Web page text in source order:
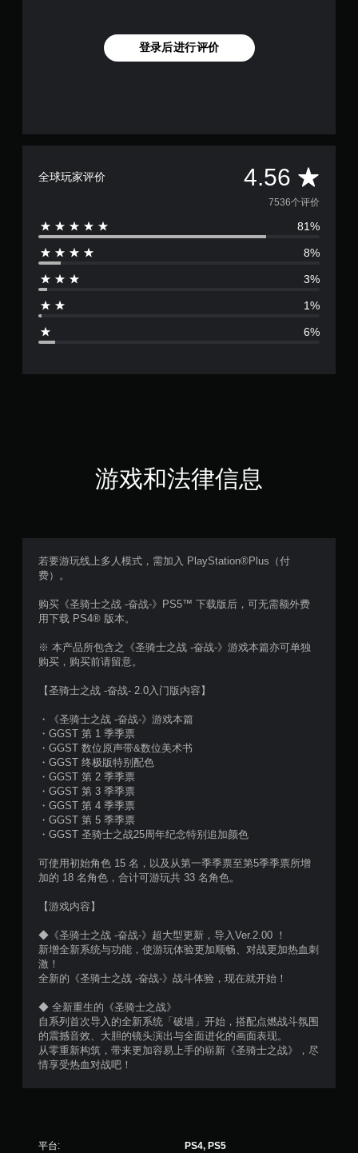
登录后进行评价
全球玩家评价 4.56 平
均
评
价
6
，
价
7536个评价
81%
8%
3%
1%
6%
游戏和法律信息
若要游玩线上多人模式，需加入 PlayStation®Plus（付
费）。
购买《圣骑士之战 -奋战-》PS5™ 下载版后，可无需额外费
用下载 PS4® 版本。
※ 本产品所包含之《圣骑士之战 -奋战-》游戏本篇亦可单独
购买，购买前请留意。
【圣骑士之战 -奋战- 2.0入门版内容】
・《圣骑士之战 -奋战-》游戏本篇
・GGST 第 1 季季票
・GGST 数位原声带&数位美术书
・GGST 终极版特别配色
・GGST 第 2 季季票
・GGST 第 3 季季票
・GGST 第 4 季季票
・GGST 第 5 季季票
・GGST 圣骑士之战25周年纪念特别追加颜色
可使用初始角色 15 名，以及从第一季季票至第5季季票所增
加的 18 名角色，合计可游玩共 33 名角色。
【游戏内容】
◆《圣骑士之战 -奋战-》超大型更新，导入Ver.2.00 ！
新增全新系统与功能，使游玩体验更加顺畅、对战更加热血刺
激！
全新的《圣骑士之战 -奋战-》战斗体验，现在就开始！
◆ 全新重生的《圣骑士之战》
自系列首次导入的全新系统「破墙」开始，搭配点燃战斗氛围
的震撼音效、大胆的镜头演出与全面进化的画面表现。
从零重新构筑，带来更加容易上手的崭新《圣骑士之战》，尽
情享受热血对战吧！
平台: PS4, PS5